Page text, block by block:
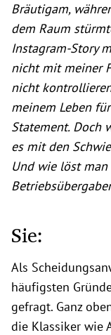
Bräutigam,
dem Raum
Instagram-Story
nicht mit meiner
nicht
meinem Leben
Statement. Doch
es mit den
Und wie löst
Sie:
Als
häufigsten
gefragt. Ganz
die Klassiker wie